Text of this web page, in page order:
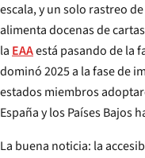
escala, y un solo rastreo
alimenta docenas de
la EAAestá pasando de la
dominó 2025 a la fase de imposición de
estados miembros
España y los
La buena noticia: la